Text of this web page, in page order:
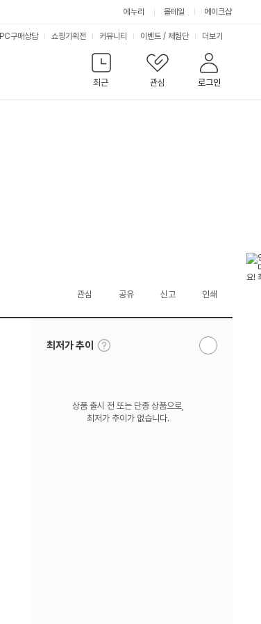
에누리 몰테일 메이크샵
최근
관심 로그인
PC구매상담 쇼핑기획전 커뮤니티 이벤트 / 체험단 서
비
스
더보기
관심 공유 신고 인쇄
최저가 추이
툴
팁
알
상품 출시 전 또는 단종 상품으로,
최저가 추이가 없습니다.